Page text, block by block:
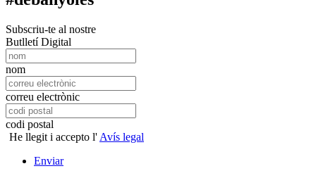
Subscriu-te al nostre
Butlletí Digital
nom
correu electrònic
codi postal
He llegit i accepto l' Avís legal
Enviar